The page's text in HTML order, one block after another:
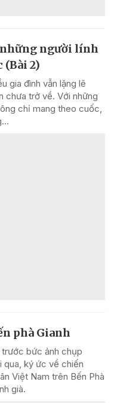
người lính
(Bài 2)
gia đình vẫn lặng lẽ
chưa trở về. Với những
chỉ mang theo cuốc,
phà Gianh
trước bức ảnh chụp
qua, ký ức về chiến
Việt Nam trên Bến Phà
già.